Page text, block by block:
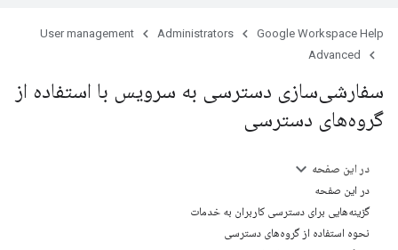
Google Workspace Help
Administrators
User management
Advanced
سفارشی‌سازی دسترسی به سرویس با استفاده از
گروه‌های دسترسی
در این صفحه
در این صفحه
گزینه‌هایی برای دسترسی کاربران به خدمات
نحوه استفاده از گروه‌های دسترسی